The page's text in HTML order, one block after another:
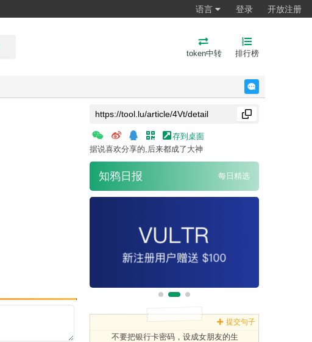
语言 登录 开放注册
token中转 排行榜
存到桌面
据说喜欢分享的,后来都成了大神
知鸦日报 每日精选
提交句子
不要把银行卡密码，设成女朋友的生